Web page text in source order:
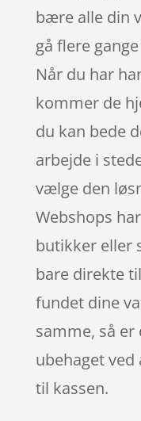
bære alle din
gå flere
Når du har
kommer de
du kan bede
arbejde i
vælge den
Webshops
butikker eller
bare direkte
fundet dine
samme, så
ubehaget
til kassen.